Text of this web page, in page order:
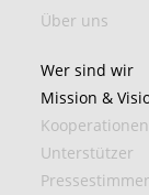
Über uns
Wer sind wir
Mission &
Kooperationen
Unterstützer